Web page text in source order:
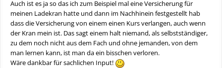
Auch ist es ja so das ich zum Beispiel mal eine Versicherung für
meinen Ladekran hatte und dann im Nachhinein festgestellt hab
dass die Versicherung von einem einen Kurs verlangen, auch wenn
der Kran mein ist. Das sagt einem halt niemand, als selbstständiger,
zu dem noch nicht aus dem Fach und ohne jemanden, von dem
man lernen kann, ist man da ein bisschen verloren.
Wäre dankbar für sachlichen Input!